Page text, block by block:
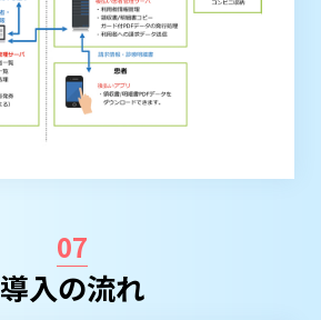
07
導入の流れ